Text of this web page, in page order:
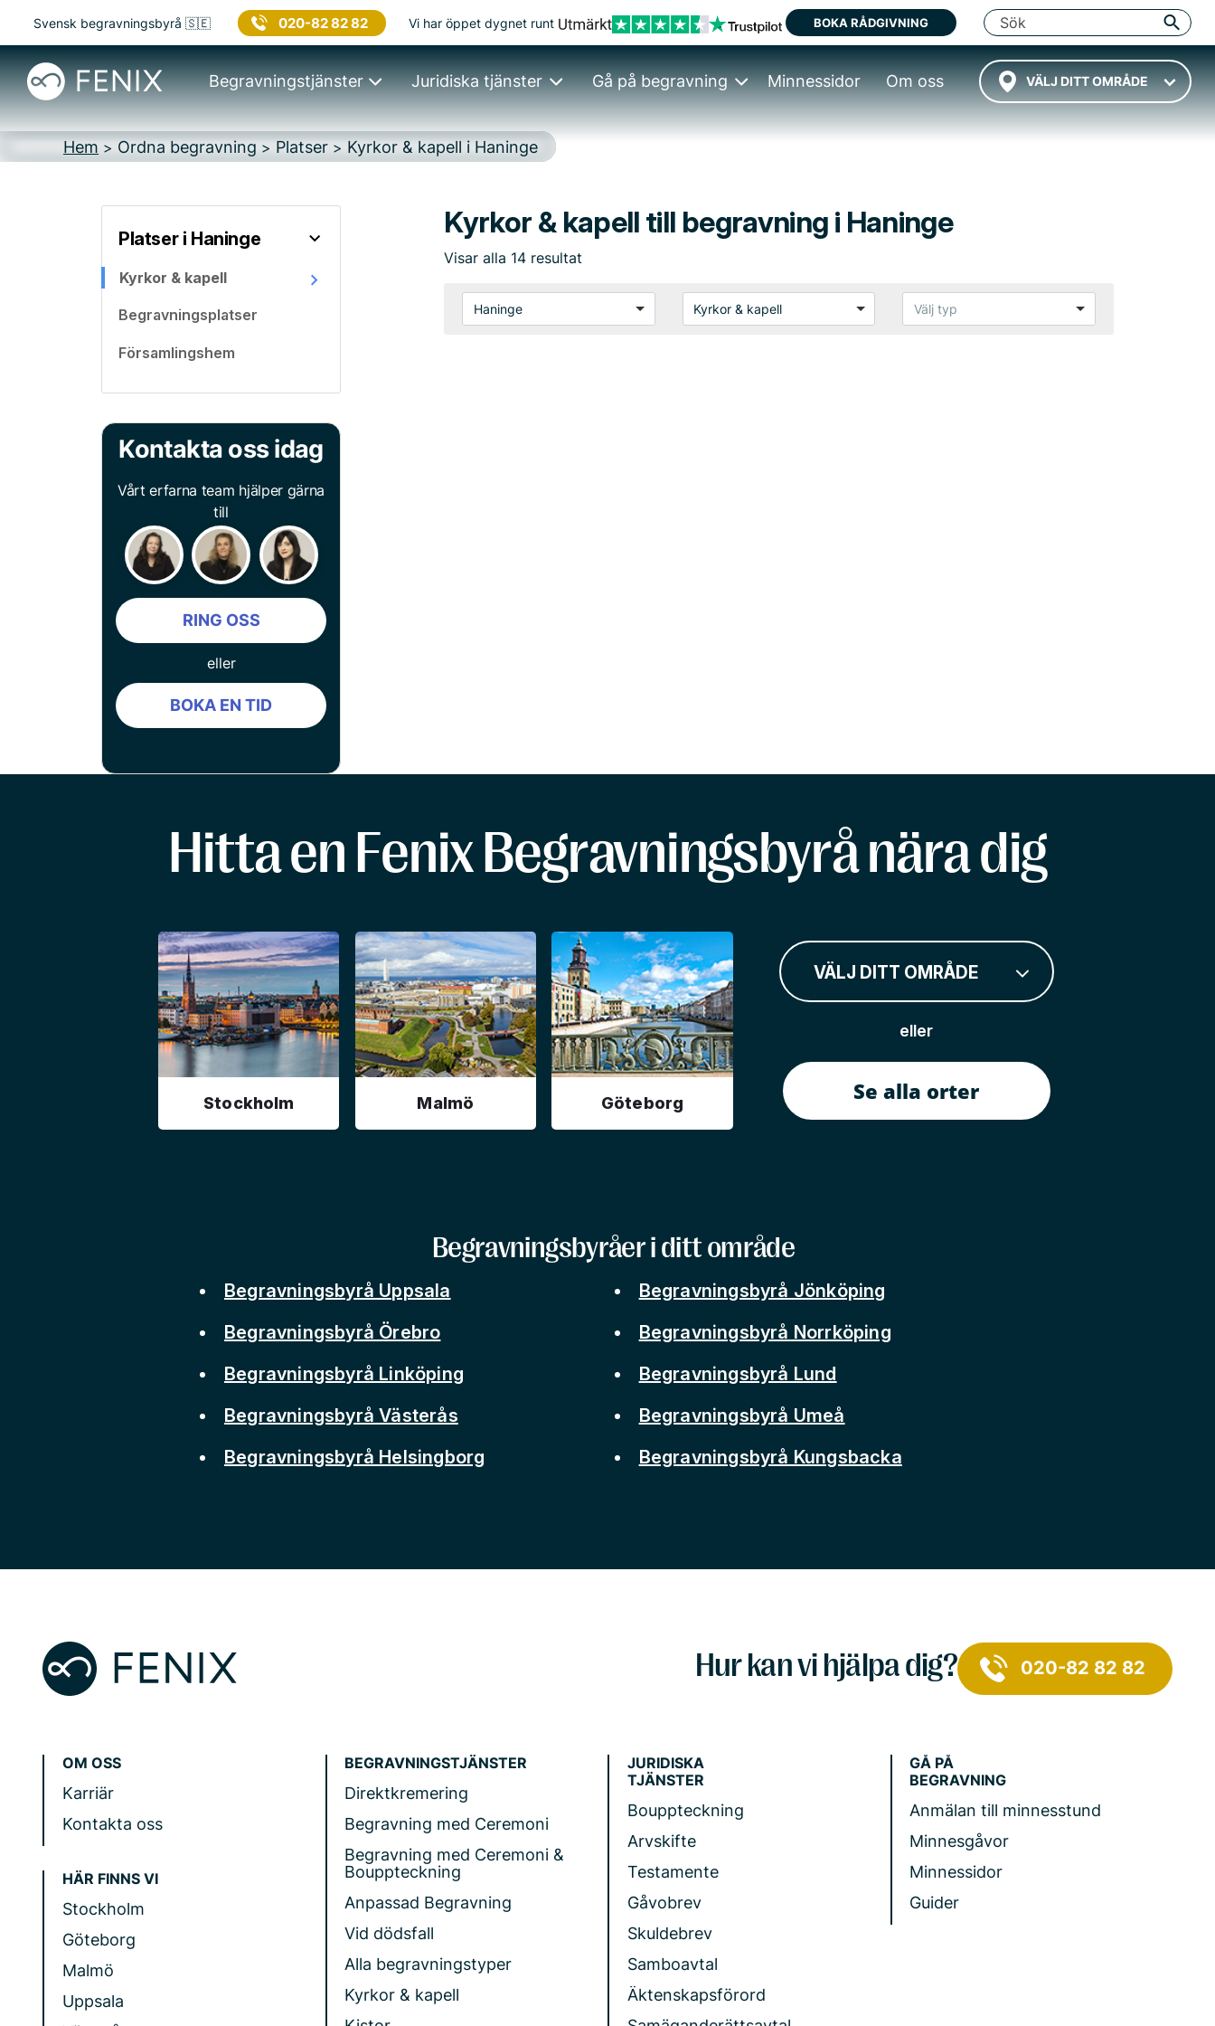
Svensk begravningsbyrå 🇸🇪 020-82 82 82 Vi har öppet dygnet runt BOKA RÅDGIVNING
VÄLJ DITT OMRÅDE
Begravningstjänster Juridiska tjänster Gå på begravning Minnessidor Om oss
Hem > Ordna begravning > Platser > Kyrkor & kapell i Haninge
Platser i Haninge
Kyrkor & kapell
Begravningsplatser
Församlingshem
Kontakta oss idag
Vårt erfarna team hjälper gärna
till
RING OSS
eller
BOKA EN TID
Kyrkor & kapell till begravning i Haninge
Visar alla 14 resultat
Haninge Kyrkor & kapell Välj typ
Hitta en Fenix Begravningsbyrå nära dig
Stockholm Malmö Göteborg
VÄLJ DITT OMRÅDE
eller
Se alla orter
Begravningsbyråer i ditt område
Begravningsbyrå Uppsala
Begravningsbyrå Örebro
Begravningsbyrå Linköping
Begravningsbyrå Västerås
Begravningsbyrå Helsingborg
Begravningsbyrå Jönköping
Begravningsbyrå Norrköping
Begravningsbyrå Lund
Begravningsbyrå Umeå
Begravningsbyrå Kungsbacka
Hur kan vi hjälpa dig? 020-82 82 82
OM OSS
Karriär
Kontakta oss
HÄR FINNS VI
Stockholm
Göteborg
Malmö
Uppsala
BEGRAVNINGSTJÄNSTER
Direktkremering
Begravning med Ceremoni
Begravning med Ceremoni &
Bouppteckning
Anpassad Begravning
Vid dödsfall
Alla begravningstyper
Kyrkor & kapell
JURIDISKA
TJÄNSTER
Bouppteckning
Arvskifte
Testamente
Gåvobrev
Skuldebrev
Samboavtal
Äktenskapsförord
GÅ PÅ
BEGRAVNING
Anmälan till minnesstund
Minnesgåvor
Minnessidor
Guider